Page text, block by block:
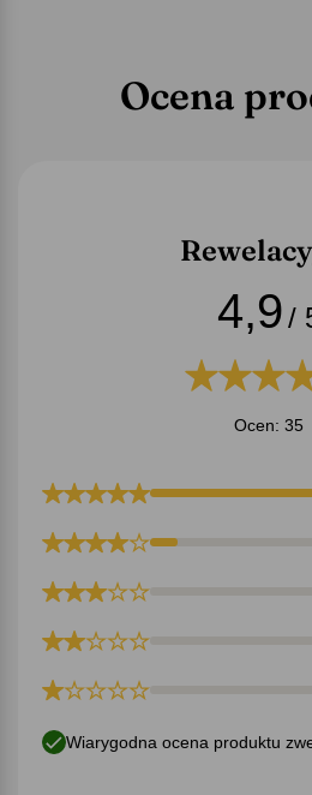
Ocena
4,9/
Ocen: 35
Wiarygodna ocena produktu